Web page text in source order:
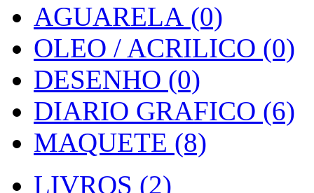
AGUARELA (0)
OLEO / ACRILICO (0)
DESENHO (0)
DIARIO GRAFICO (6)
MAQUETE (8)
LIVROS (2)